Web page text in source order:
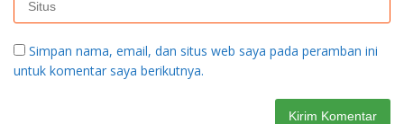
Simpan nama, email, dan situs web saya pada peramban ini
untuk komentar saya berikutnya.